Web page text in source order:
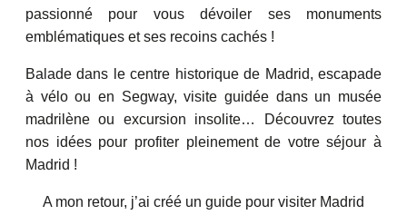
passionné pour vous dévoiler ses monuments
emblématiques et ses recoins cachés !
Balade dans le centre historique de Madrid, escapade
à vélo ou en Segway, visite guidée dans un musée
madrilène ou excursion insolite… Découvrez toutes
nos idées pour profiter pleinement de votre séjour à
Madrid !
A mon retour, j’ai créé un guide pour visiter Madrid